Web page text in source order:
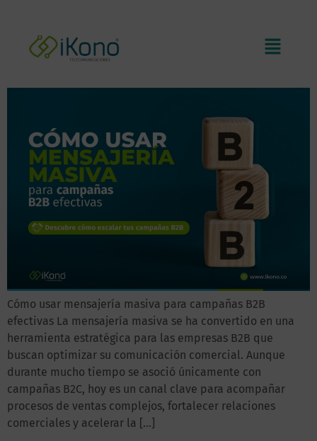
B2B para crear campañas
efectivas
Cómo usar mensajería masiva para campañas B2B
efectivas La mensajería masiva se ha convertido en una
herramienta estratégica para las empresas B2B que
buscan optimizar su comunicación comercial. Aunque
durante mucho tiempo se asoció únicamente con
campañas B2C, hoy es un canal clave para acompañar
procesos de ventas complejos, fortalecer relaciones
comerciales y acelerar la […]